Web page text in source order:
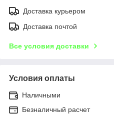
Доставка курьером
Доставка почтой
Все условия доставки
Условия оплаты
Наличными
Безналичный расчет